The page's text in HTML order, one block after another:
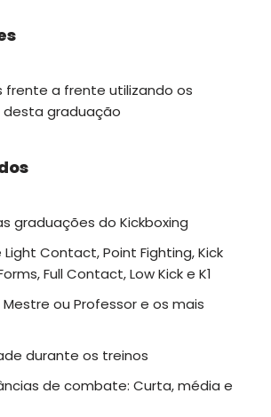
frente a frente utilizando os
graduação
graduações do Kickboxing
Contact, Point Fighting, Kick
Full Contact, Low Kick e K1
ou Professor e os mais
durante os treinos
de combate: Curta, média e